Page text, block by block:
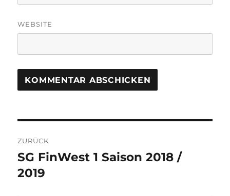
WEBSITE
ZURÜCK
Vorheriger
Beitrag:
SG FinWest 1 Saison 2018 /
2019